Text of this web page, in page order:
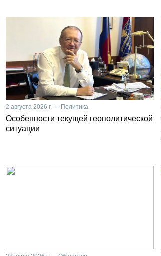
2 августа 2026 г. — Политика
Особенности текущей геополитической
ситуации